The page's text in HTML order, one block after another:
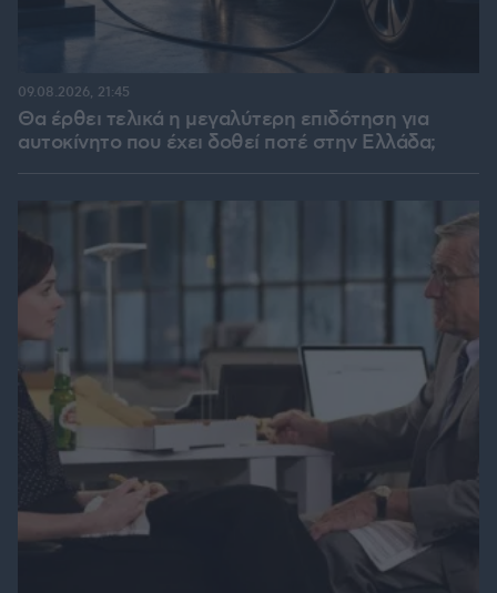
Θα έρθει τελικά η μεγαλύτερη επιδότηση για
αυτοκίνητο που έχει δοθεί ποτέ στην Ελλάδα;
09.08.2026, 21:45